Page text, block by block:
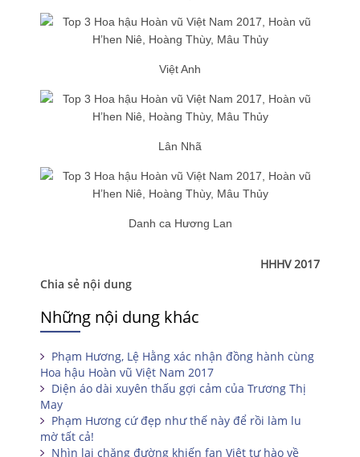
Việt Anh
Lân Nhã
Danh ca Hương Lan
HHHV 2017
Chia sẻ nội dung
Những nội dung khác
Phạm Hương, Lệ Hằng xác nhận đồng hành cùng
Hoa hậu Hoàn vũ Việt Nam 2017
Diện áo dài xuyên thấu gợi cảm của Trương Thị
May
Phạm Hương cứ đẹp như thế này để rồi làm lu
mờ tất cả!
Nhìn lại chặng đường khiến fan Việt tự hào về